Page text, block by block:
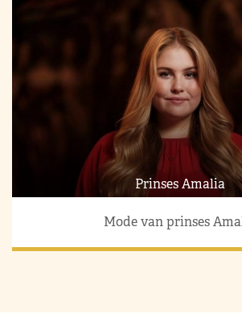
Prinses Amalia
Mode van prinses